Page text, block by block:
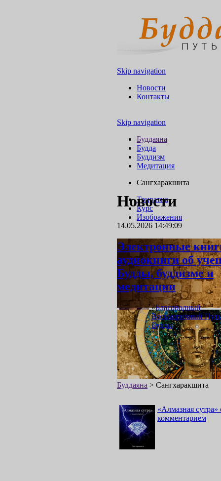
Skip navigation
Новости
Контакты
Skip navigation
Буддаяна
Будда
Буддизм
Медитация
Сангхаракшита
Триратна
Курс
Изображения
Буддаяна > Сангхаракшита
Новости
14.05.2026 14:49:09
Электронные
аудиокниги об
Будды, буддизме и
медитации
«Благородный
Восьмеричный Путь
Будды»
«Алмазная сутра»
комментарием